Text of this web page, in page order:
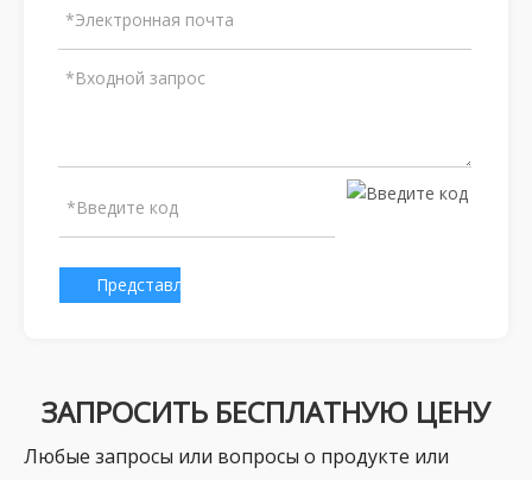
Представлено
ЗАПРОСИТЬ БЕСПЛАТНУЮ ЦЕНУ
Любые запросы или вопросы о продукте или